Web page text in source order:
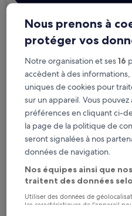
Options
Gagnez des
nuit séjournée
Économisez plus
Consultez les prix
Ce soir
Nous prenons à
protéger vos
Notre organisation et ses16
accèdent à des
uniques de cookies pour
sur un appareil. Vous
préférences en cliquant ci-
la page de la politique de
seront signalées à nos
données de navigation.
Nos équipes ainsi que
traitent des données
Utiliser des données de
les caractéristiques de l’appareil